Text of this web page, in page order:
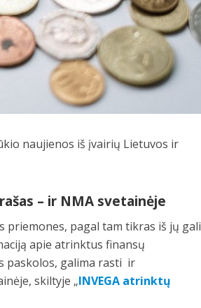
naujienos iš įvairių Lietuvos ir
– ir NMA svetainėje
priemones, pagal tam tikras iš jų gali
apie atrinktus finansų
paskolos, galima rasti ir
skiltyje „INVEGA atrinktų